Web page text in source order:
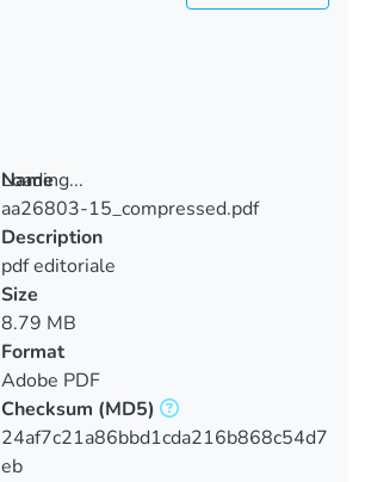
Loading...
Loading...
Name
aa26803-15_compressed.pdf
Description
pdf editoriale
Size
8.79 MB
Format
Adobe PDF
Checksum (MD5)
24af7c21a86bbd1cda216b868c54d7
eb